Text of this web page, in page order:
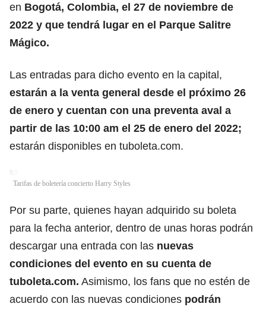
en Bogotá, Colombia, el 27 de noviembre de
2022 y que tendrá lugar en el Parque Salitre
Mágico.
Las entradas para dicho evento en la capital,
estarán a la venta general desde el próximo 26
de enero y cuentan con una preventa aval a
partir de las 10:00 am el 25 de enero del 2022;
estarán disponibles en tuboleta.com.
Tarifas de boletería concierto Harry Styles
Por su parte, quienes hayan adquirido su boleta
para la fecha anterior, dentro de unas horas podrán
descargar una entrada con las nuevas
condiciones del evento en su cuenta de
tuboleta.com. Asimismo, los fans que no estén de
acuerdo con las nuevas condiciones podrán